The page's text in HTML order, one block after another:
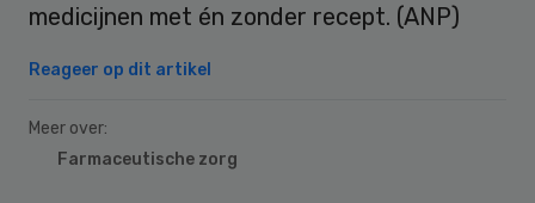
medicijnen met én zonder recept. (ANP)
Reageer op dit artikel
Meer over:
Farmaceutische zorg